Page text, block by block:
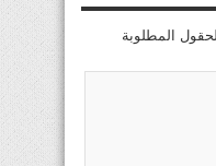
المطلوبة